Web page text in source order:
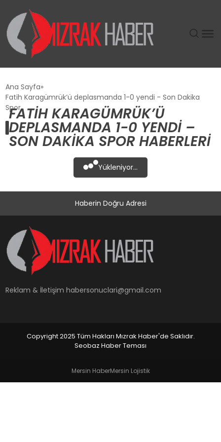
SIYASET
DÜNYA
YAŞAM
Ana Sayfa
Fatih Karagümrük’ü deplasmanda 1-0 yendi - Son Dakika
Spor
FATIH KARAGÜMRÜK’Ü
DEPLASMANDA 1-0 YENDI –
SON DAKIKA SPOR HABERLERI
Yükleniyor...
Haberin Doğru Adresi
Reklam & İletişimhabersonuclari@gmail.com
Copyright 2025 Tüm Hakları Mızrak Haber'de Saklıdır.
Seobaz Haber Teması
Mersin HaberMersin Lojistik